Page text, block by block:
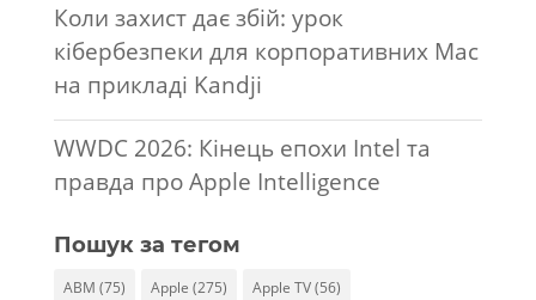
Коли захист дає збій: урок
кібербезпеки для корпоративних Mac
на прикладі Kandji
WWDC 2026: Кінець епохи Intel та
правда про Apple Intelligence
Пошук за тегом
ABM (75) Apple (275) Apple TV(56)